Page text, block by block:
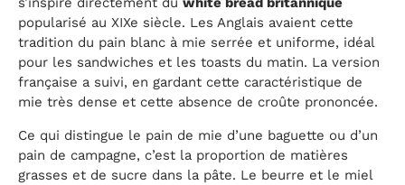
popularisé au XIXe siècle. Les Anglais avaient cette
tradition du pain blanc à mie serrée et uniforme, idéal
pour les sandwiches et les toasts du matin. La version
française a suivi, en gardant cette caractéristique de
mie très dense et cette absence de croûte prononcée.
Ce qui distingue le pain de mie d’une baguette ou d’un
pain de campagne, c’est la proportion de matières
grasses et de sucre dans la pâte. Le beurre et le miel